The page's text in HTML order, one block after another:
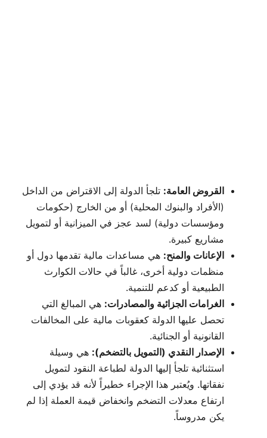
القروض العامة: تلجأ الدولة إلى الاقتراض من الداخل
(الأفراد والبنوك المحلية) أو من الخارج (حكومات
ومؤسسات دولية) لسد عجز في الميزانية أو لتمويل
مشاريع كبيرة.
الإعانات والمنح: هي مساعدات مالية تقدمها دول أو
منظمات دولية أخرى، غالباً في حالات الكوارث
الطبيعية أو كدعم للتنمية.
الغرامات الجزائية والمصادرات: هي المبالغ التي
تحصل عليها الدولة كعقوبات مالية على المخالفات
القانونية أو الجنائية.
الإصدار النقدي (التمويل بالتضخم): هي وسيلة
استثنائية تلجأ إليها الدولة لطباعة النقود لتمويل
نفقاتها. ويُعتبر هذا الإجراء خطيراً لأنه قد يؤدي إلى
ارتفاع معدلات التضخم وانخفاض قيمة العملة إذا لم
يكن مدروساً.